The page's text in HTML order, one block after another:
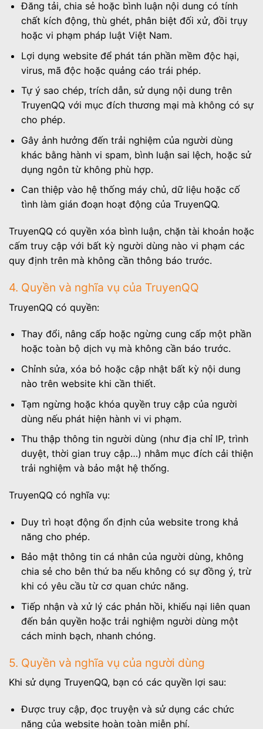
Đăng tải, chia sẻ hoặc bình luận nội dung có tính
chất kích động, thù ghét, phân biệt đối xử, đồi trụy
hoặc vi phạm pháp luật Việt Nam.
Lợi dụng website để phát tán phần mềm độc hại,
virus, mã độc hoặc quảng cáo trái phép.
Tự ý sao chép, trích dẫn, sử dụng nội dung trên
TruyenQQ với mục đích thương mại mà không có sự
cho phép.
Gây ảnh hưởng đến trải nghiệm của người dùng
khác bằng hành vi spam, bình luận sai lệch, hoặc sử
dụng ngôn từ không phù hợp.
Can thiệp vào hệ thống máy chủ, dữ liệu hoặc cố
tình làm gián đoạn hoạt động của TruyenQQ.
TruyenQQ có quyền xóa bình luận, chặn tài khoản hoặc
cấm truy cập với bất kỳ người dùng nào vi phạm các
quy định trên mà không cần thông báo trước.
4. Quyền và nghĩa vụ của TruyenQQ
TruyenQQ có quyền:
Thay đổi, nâng cấp hoặc ngừng cung cấp một phần
hoặc toàn bộ dịch vụ mà không cần báo trước.
Chỉnh sửa, xóa bỏ hoặc cập nhật bất kỳ nội dung
nào trên website khi cần thiết.
Tạm ngừng hoặc khóa quyền truy cập của người
dùng nếu phát hiện hành vi vi phạm.
Thu thập thông tin người dùng (như địa chỉ IP, trình
duyệt, thời gian truy cập…) nhằm mục đích cải thiện
trải nghiệm và bảo mật hệ thống.
TruyenQQ có nghĩa vụ:
Duy trì hoạt động ổn định của website trong khả
năng cho phép.
Bảo mật thông tin cá nhân của người dùng, không
chia sẻ cho bên thứ ba nếu không có sự đồng ý, trừ
khi có yêu cầu từ cơ quan chức năng.
Tiếp nhận và xử lý các phản hồi, khiếu nại liên quan
đến bản quyền hoặc trải nghiệm người dùng một
cách minh bạch, nhanh chóng.
5. Quyền và nghĩa vụ của người dùng
Khi sử dụng TruyenQQ, bạn có các quyền lợi sau:
Được truy cập, đọc truyện và sử dụng các chức
năng của website hoàn toàn miễn phí.